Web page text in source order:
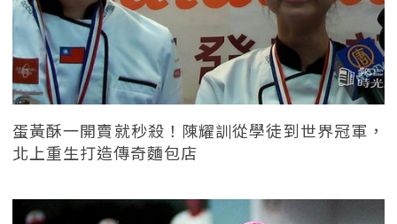
蛋黃酥一開賣就秒殺！陳耀訓從學徒到世界冠軍，
北上重生打造傳奇麵包店